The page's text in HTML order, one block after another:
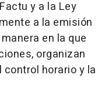
y a la Ley
a la emisión
en la que
organizan
horario y la